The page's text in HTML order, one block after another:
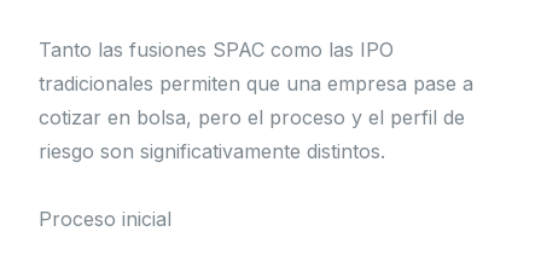
Tanto las fusiones SPAC como las IPO
tradicionales permiten que una empresa pase a
cotizar en bolsa, pero el proceso y el perfil de
riesgo son significativamente distintos.
Proceso inicial